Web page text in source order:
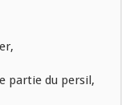
partie du persil,